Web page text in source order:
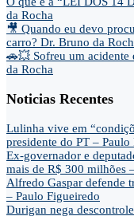
da Rocha
🎥 Quando eu devo
carro? Dr. Bruno da
🚗💥 Sofreu um
da Rocha
Noticias Recentes
Lulinha vive em
presidente do PT – Paulo
Ex-governador e
mais de R$ 300 milhões
Alfredo Gaspar defende
– Paulo Figueiredo
Durigan nega